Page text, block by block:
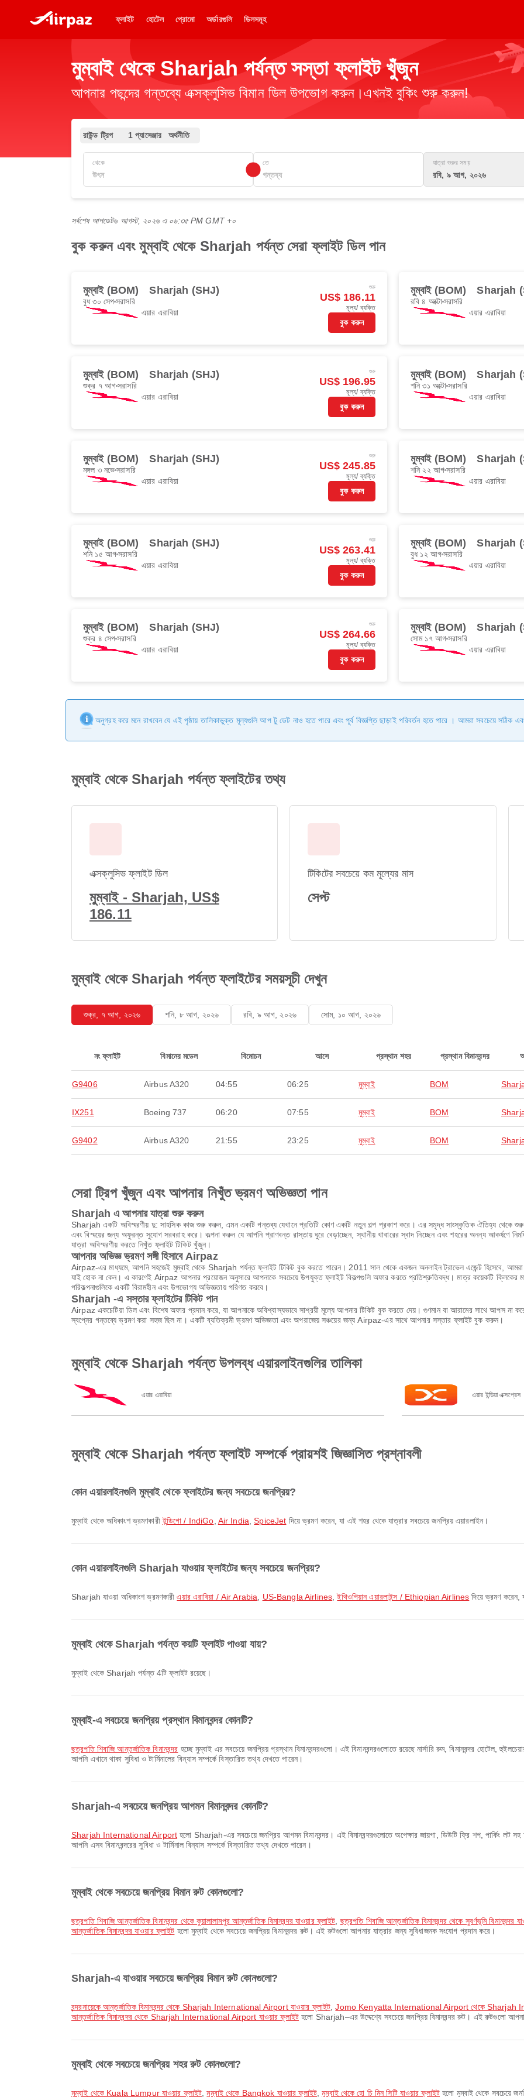
ফ্লাইট হোটেল প্রোমো অর্ডারগুলি ডিলসমূহ
মুম্বাই থেকে Sharjah পর্যন্ত সস্তা ফ্লাইট খুঁজুন
আপনার পছন্দের গন্তব্যে এক্সক্লুসিভ বিমান ডিল উপভোগ করুন।এখনই বুকিং শুরু করুন!
রাউন্ড ট্রিপ 1 প্যাসেঞ্জার অর্থনীতি
থেকে তে যাত্রা শুরুর সময়
রবি, ৯ আগ, ২০২৬
সর্বশেষ আপডেট৬ আগস্ট, ২০২৬ এ ০৬:৩৫ PM GMT +০
বুক করুন এবং মুম্বাই থেকে Sharjah পর্যন্ত সেরা ফ্লাইট ডিল পান
মুম্বাই (BOM) Sharjah (SHJ)
বুধ ৩০ সেপসরাসরি
এয়ার এরাবিয়া
শুরু
US$ 186.11
মূল্য/ ব্যক্তি
বুক করুন
মুম্বাই (BOM) Sharjah
রবি ৪ অক্টোসরাসরি
এয়ার এরাবিয়া
মুম্বাই (BOM) Sharjah (SHJ)
শুক্র ৭ আগসরাসরি
এয়ার এরাবিয়া
শুরু
US$ 196.95
মূল্য/ ব্যক্তি
বুক করুন
মুম্বাই (BOM) Sharjah
শনি ৩১ অক্টোসরাসরি
এয়ার এরাবিয়া
মুম্বাই (BOM) Sharjah (SHJ)
মঙ্গল ৩ নভেসরাসরি
এয়ার এরাবিয়া
শুরু
US$ 245.85
মূল্য/ ব্যক্তি
বুক করুন
মুম্বাই (BOM) Sharjah
শনি ২২ আগসরাসরি
এয়ার এরাবিয়া
মুম্বাই (BOM) Sharjah (SHJ)
শনি ১৫ আগসরাসরি
এয়ার এরাবিয়া
শুরু
US$ 263.41
মূল্য/ ব্যক্তি
বুক করুন
মুম্বাই (BOM) Sharjah
বুধ ১২ আগসরাসরি
এয়ার এরাবিয়া
মুম্বাই (BOM) Sharjah (SHJ)
শুক্র ৪ সেপসরাসরি
এয়ার এরাবিয়া
শুরু
US$ 264.66
মূল্য/ ব্যক্তি
বুক করুন
মুম্বাই (BOM) Sharjah
সোম ১৭ আগসরাসরি
এয়ার এরাবিয়া
অনুগ্রহ করে মনে রাখবেন যে এই পৃষ্ঠায় তালিকাভুক্ত মূল্যগুলি আপ টু ডেট নাও হতে পারে এবং পূর্ব বিজ্ঞপ্তি ছাড়াই পরিবর্তন হতে পারে । আমরা সবচেয়ে সঠিক
মুম্বাই থেকে Sharjah পর্যন্ত ফ্লাইটের তথ্য
এক্সক্লুসিভ ফ্লাইট ডিল
মুম্বাই - Sharjah, US$
186.11
টিকিটের সবচেয়ে কম মূল্যের মাস
সেপ্ট
মুম্বাই থেকে Sharjah পর্যন্ত ফ্লাইটের সময়সূচী দেখুন
শুক্র, ৭ আগ, ২০২৬ শনি, ৮ আগ, ২০২৬ রবি, ৯ আগ, ২০২৬ সোম, ১০ আগ, ২০২৬
নং ফ্লাইট বিমানের মডেল বিমোচন আসে প্রস্থান শহর প্রস্থান বিমানবন্দর
G9406 Airbus A320 04:55 06:25 মুম্বাই BOM
IX251 Boeing 737 06:20 07:55 মুম্বাই BOM
G9402 Airbus A320 21:55 23:25 মুম্বাই BOM
সেরা ট্রিপ খুঁজুন এবং আপনার নিখুঁত ভ্রমণ অভিজ্ঞতা পান
Sharjah এ আপনার যাত্রা শুরু করুন
Sharjah একটি অবিস্মরণীয় দু: সাহসিক কাজ শুরু করুন, এমন একটি গন্তব্য যেখানে প্রতিটি কোণ একটি নতুন গল্প প্রকাশ করে। এর সমৃদ্ধ সাংস্কৃতিক ঐতিহ্য থেকে
এবং বিস্ময়ের জন্য অফুরন্ত সুযোগ সরবরাহ করে। কল্পনা করুন যে আপনি প্রাণবন্ত রাস্তায় ঘুরে বেড়াচ্ছেন, স্থানীয় খাবারের স্বাদ নিচ্ছেন এবং শহরের অনন্য আকর্ষণে
যাত্রা অবিস্মরণীয় করতে নিখুঁত ফ্লাইট টিকিট খুঁজুন।
আপনার অভিজ্ঞ ভ্রমণ সঙ্গী হিসাবে Airpaz
Airpaz-এর মাধ্যমে, আপনি সহজেই মুম্বাই থেকে Sharjah পর্যন্ত ফ্লাইট টিকিট বুক করতে পারেন। 2011 সাল থেকে একজন অনলাইন ট্রাভেল এজেন্ট হিসেবে, আমরা
যাই হোক না কেন। এ কারণেই Airpaz আপনার প্রয়োজন অনুসারে আপনাকে সবচেয়ে উপযুক্ত ফ্লাইট বিকল্পগুলি অফার করতে প্রতিশ্রুতিবদ্ধ। মাত্র কয়েকটি ক্লিকের
পরিকল্পনাগুলিকে একটি বিরামহীন এবং উপভোগ্য অভিজ্ঞতায় পরিণত করবে।
Sharjah -এ সস্তার ফ্লাইটের টিকিট পান
Airpaz একচেটিয়া ডিল এবং বিশেষ অফার প্রদান করে, যা আপনাকে অবিশ্বাস্যভাবে সাশ্রয়ী মূল্যে আপনার টিকিট বুক করতে দেয়। গুণমান বা আরামের সাথে আপস
স্বপ্নের গন্তব্যে ভ্রমণ করা সহজ ছিল না। একটি ব্যতিক্রমী ভ্রমণ অভিজ্ঞতা এবং অপরাজেয় সঞ্চয়ের জন্য Airpaz-এর সাথে আপনার সস্তার ফ্লাইট বুক করুন।
মুম্বাই থেকে Sharjah পর্যন্ত উপলব্ধ এয়ারলাইনগুলির তালিকা
এয়ার এরাবিয়া এয়ার ইন্ডিয়া এক্সপ্রেস
মুম্বাই থেকে Sharjah পর্যন্ত ফ্লাইট সম্পর্কে প্রায়শই জিজ্ঞাসিত প্রশ্নাবলী
কোন এয়ারলাইনগুলি মুম্বাই থেকে ফ্লাইটের জন্য সবচেয়ে জনপ্রিয়?
মুম্বাই থেকে অধিকাংশ ভ্রমণকারীইন্ডিগো / IndiGo Air India ,SpiceJet দিয়ে ভ্রমণ করেন, যা এই শহর থেকে যাত্রার সবচেয়ে জনপ্রিয় এয়ারলাইন।
কোন এয়ারলাইনগুলি Sharjah যাওয়ার ফ্লাইটের জন্য সবচেয়ে জনপ্রিয়?
Sharjah যাওয়া অধিকাংশ ভ্রমণকারীএয়ার এরাবিয়া / Air Arabia US-Bangla Airlines ,ইথিওপিয়ান এয়ারলাইন্স / Ethiopian Airlines দিয়ে ভ্রমণ করেন,
মুম্বাই থেকে Sharjah পর্যন্ত কয়টি ফ্লাইট পাওয়া যায়?
মুম্বাই থেকে Sharjah পর্যন্ত 4টি ফ্লাইট রয়েছে।
মুম্বাই-এ সবচেয়ে জনপ্রিয় প্রস্থান বিমানবন্দর কোনটি?
ছত্রপতি শিবাজি আন্তর্জাতিক বিমানবন্দর হচ্ছে মুম্বাই এর সবচেয়ে জনপ্রিয় প্রস্থান বিমানবন্দরগুলো। এই বিমানবন্দরগুলোতে রয়েছে নার্সারি রুম, বিমানবন্দর হোটেল,
আপনি এখানে থাকা সুবিধা ও টার্মিনালের বিন্যাস সম্পর্কে বিস্তারিত তথ্য দেখতে পারেন।
Sharjah-এ সবচেয়ে জনপ্রিয় আগমন বিমানবন্দর কোনটি?
Sharjah International Airport হলো Sharjah-এর সবচেয়ে জনপ্রিয় আগমন বিমানবন্দর। এই বিমানবন্দরগুলোতে অপেক্ষার জায়গা, ডিউটি ফ্রি শপ, পার্কিং লট
আপনি এসব বিমানবন্দরের সুবিধা ও টার্মিনাল বিন্যাস সম্পর্কে বিস্তারিত তথ্য দেখতে পারেন।
মুম্বাই থেকে সবচেয়ে জনপ্রিয় বিমান রুট কোনগুলো?
ছত্রপতি শিবাজি আন্তর্জাতিক বিমানবন্দর থেকে কুয়ালালামপুর আন্তর্জাতিক বিমানবন্দর যাওয়ার ফ্লাইট ছত্রপতি শিবাজি আন্তর্জাতিক বিমানবন্দর থেকে সুবর্ণভূমি বিমানবন্দর
আন্তর্জাতিক বিমানবন্দর যাওয়ার ফ্লাইট হলো মুম্বাই থেকে সবচেয়ে জনপ্রিয় বিমানবন্দর রুট। এই রুটগুলো আপনার যাত্রার জন্য সুবিধাজনক সংযোগ প্রদান করে।
Sharjah-এ যাওয়ার সবচেয়ে জনপ্রিয় বিমান রুট কোনগুলো?
বন্দরনায়েকে আন্তর্জাতিক বিমানবন্দর থেকে Sharjah International Airport যাওয়ার ফ্লাইট ,Jomo Kenyatta International Airport থেকে Sharjah
আন্তর্জাতিক বিমানবন্দর থেকে Sharjah International Airport যাওয়ার ফ্লাইটহলো Sharjah–এর উদ্দেশ্যে সবচেয়ে জনপ্রিয় বিমানবন্দর রুট। এই রুটগুলো
মুম্বাই থেকে সবচেয়ে জনপ্রিয় শহর রুট কোনগুলো?
মুম্বাই থেকে Kuala Lumpur যাওয়ার ফ্লাইট ,মুম্বাই থেকে Bangkok যাওয়ার ফ্লাইট,মুম্বাই থেকে হো চি মিন সিটি যাওয়ার ফ্লাইট হলো মুম্বাই থেকে সবচেয়ে